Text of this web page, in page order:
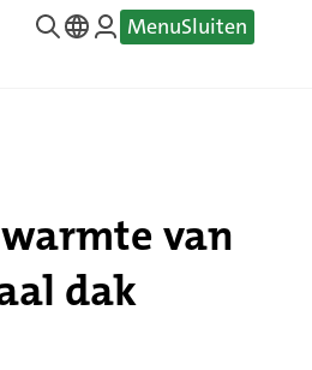
—
MenuSluiten
van
dak